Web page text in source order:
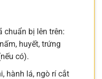
chuẩn bị lên trên:
huyết, trứng
có).
hành lá, ngò rí cắt